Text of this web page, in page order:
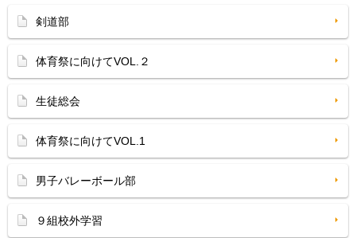
剣道部
体育祭に向けてVOL.２
生徒総会
体育祭に向けてVOL.1
男子バレーボール部
９組校外学習